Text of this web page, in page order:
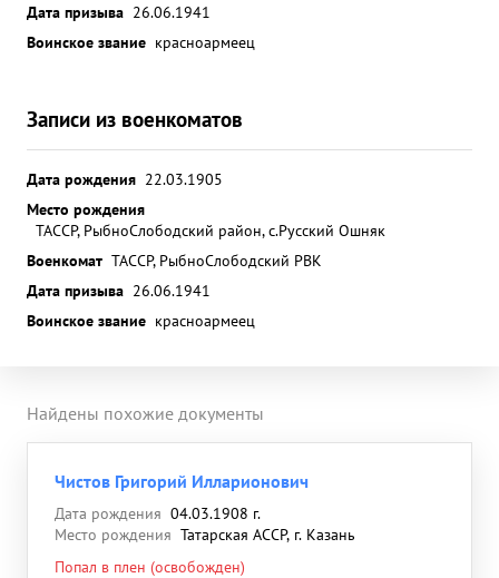
Дата призыва 26.06.1941
Воинское звание красноармеец
Записи из военкоматов
Дата рождения 22.03.1905
Место рождения
ТАССР, РыбноСлободский район, с.Русский Ошняк
Военкомат ТАССР, РыбноСлободский РВК
Дата призыва 26.06.1941
Воинское звание красноармеец
Найдены похожие документы
Чистов Григорий Илларионович
Дата рождения 04.03.1908 г.
Место рождения Татарская АССР, г. Казань
Попал в плен (освобожден)